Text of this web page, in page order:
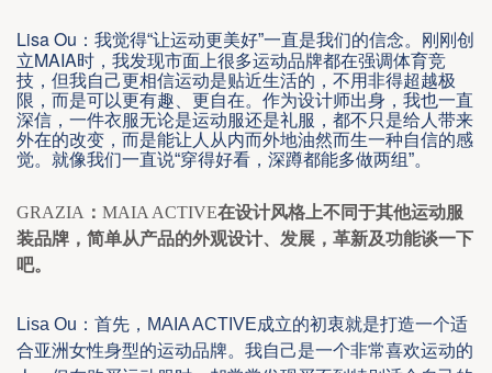
Lisa Ou ：我觉得“让运动更美好”一直是我们的信念。刚刚创
立MAIA时，我发现市面上很多运动品牌都在强调体育竞
技，但我自己更相信运动是贴近生活的，不用非得超越极
限，而是可以更有趣、更自在。作为设计师出身，我也一直
深信，一件衣服无论是运动服还是礼服，都不只是给人带来
外在的改变，而是能让人从内而外地油然而生一种自信的感
觉。就像我们一直说“穿得好看，深蹲都能多做两组”。
GRAZIA ： MAIA ACTIVE在设计风格上不同于其他运动服
装品牌，简单从产品的外观设计、发展，革新及功能谈一下
吧。
Lisa Ou ：首先， MAIA ACTI VE成立的初衷就是打造一个适
合亚洲女性身型的运动品牌。 我自己是一个非常喜欢运动的